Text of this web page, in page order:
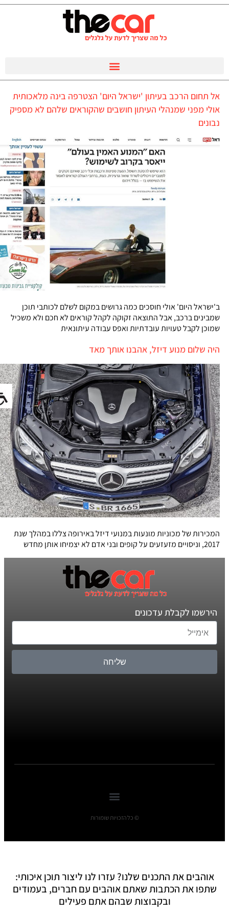
אל תחום הרכב בעיתון 'ישראל היום' הצטרפה בינה מלאכותית
אולי מפני שמנהלי העיתון חושבים שהקוראים שלהם לא מספיק
נבונים
ב'ישראל היום' אולי חוסכים כמה גרושים במקום לשלם לכותבי תוכן
שמבינים ברכב, אבל התוצאה זקוקה לקהל קוראים לא חכם ולא משכיל
שמוכן לקבל טעויות עובדתיות ואפס עבודה עיתונאית
היה שלום מנוע דיזל, אהבנו אותך מאד
המכירות של מכוניות מונעות במנועי דיזל באירופה צללו במהלך שנת
2017, וניסויים מזעזעים על קופים ובני אדם לא יצמיחו אותן מחדש
הירשמו לקבלת עדכונים
שליחה
© כל הזכויות שומורות
אוהבים את התכנים שלנו? עזרו לנו ליצור תוכן איכותי:
שתפו את הכתבות שאתם אוהבים עם חברים, בעמודים
ובקבוצות שבהם אתם פעילים